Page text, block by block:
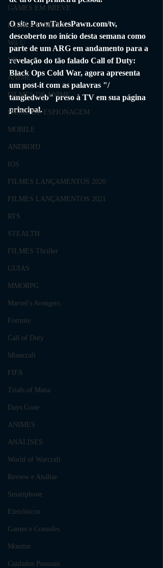
GAMES EM BREVE
FILMES FAMÍLIA
Wii U
VR
ANIME
FILMES DE ANIME
FILME DE ESPIONAGEM
MOBILE
ANDROID
IOS
FILMES LANÇAMENTOS 2020
FILMES LANÇAMENTOS 2021
RTS
STEALTH
FILMES Thriller
GUIAS
MMORPG
Marvel's Avengers
Fortnite
Call of Duty
Minecraft
FIFA
Trials of Mana
Days Gone
ANIMES
ANÁLISES
World of Warcraft
Review e Análise
Smartphone
Eletrônicos
Games e Consoles
Monitor
Cuidados Pessoais
O site PawnTakesPawn.com/tv,
descoberto no início desta semana como
parte de um ARG em andamento para a
revelação do tão falado Call of Duty:
Black Ops Cold War, agora apresenta
um post-it com as palavras "/
tangledweb" preso à TV em sua página
principal.